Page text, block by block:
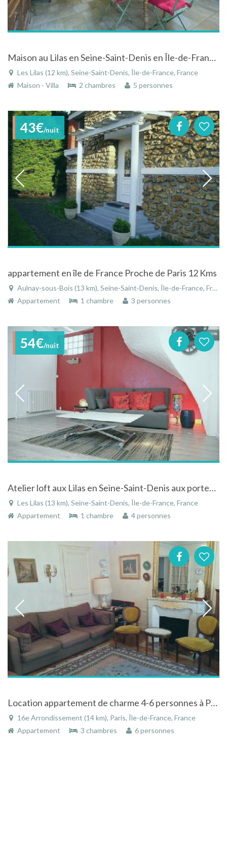
Maison au Lilas en Seine-Saint-Denis en Île-de-France au calme à deux pas de Paris
Les Lilas (12 km), Seine-Saint-Denis, Île-de-France, France
Maison - Villa
2 chambres 5 personnes
43€/nuit
appartement en île de France Proche de Paris 12 Kms
Aulnay-sous-Bois (13 km), Seine-Saint-Denis, Île-de-France, France
Appartement
1 chambre 3 personnes
54€/nuit
Atelier loft aux Lilas en Seine-Saint-Denis aux portes de Paris
Les Lilas (13 km), Seine-Saint-Denis, Île-de-France, France
Appartement
1 chambre 4 personnes
Location appartement de charme 4-6 personnes à Paris à 800 mètres de la Tour Eiffel
16e Arrondissement (14 km), Paris, Île-de-France, France
Appartement
3 chambres 6 personnes